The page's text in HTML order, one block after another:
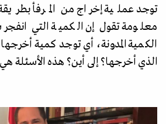
توجد عملية إخراج من المرفأ
معلومة تقول إن الكمية التي
الكمية المدونة، أي توجد كمية
الذي أخرجها؟ إلى أين؟ هذه الأسئلة